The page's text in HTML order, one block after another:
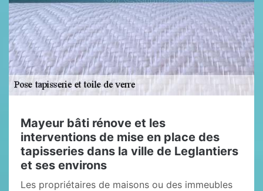
Mayeur bâti rénove et les
interventions de mise en place des
tapisseries dans la ville de Leglantiers
et ses environs
Les propriétaires de maisons ou des immeubles